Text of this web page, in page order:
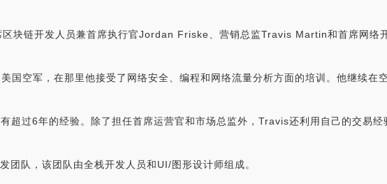
块链开发人员兼首席执行官Jordan Friske、营销总监Travis Martin和首席网络
国空军，在那里他接受了网络安全、编程和网络流量分析方面的培训。他继续在
超过6年的经验。除了担任首席运营官和市场总监外，Travis还利用自己的交易
队，该团队由全栈开发人员和UI/图形设计师组成。